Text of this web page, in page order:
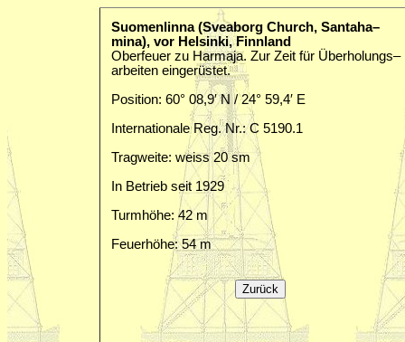
Suomenlinna (Sveaborg Church, Santaha–
mina), vor Helsinki, Finnland
Oberfeuer zu Harmaja. Zur Zeit für Überholungs–
arbeiten eingerüstet.
Position: 60° 08,9′ N / 24° 59,4′ E
Internationale Reg. Nr.: C 5190.1
Tragweite: weiss 20 sm
In Betrieb seit 1929
Turmhöhe: 42 m
Feuerhöhe: 54 m